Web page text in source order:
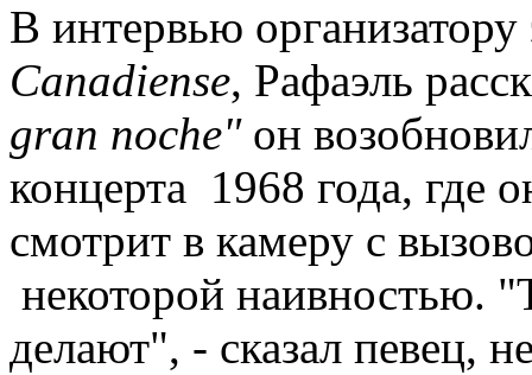
В интервью организатору
Canadiense, Рафаэль
gran noche"он
концерта 1968 года, где
смотрит в камеру с
некоторой наивностью.
делают", - сказал певец,